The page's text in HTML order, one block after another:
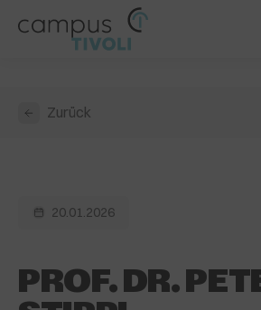
Zurück
20.01.2026
PROF. DR.